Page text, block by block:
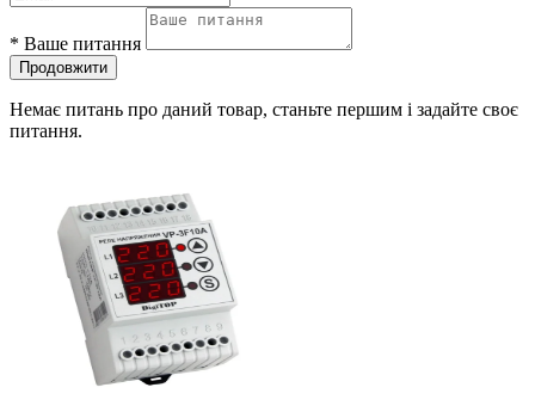
* Ваше питання
Продовжити
Немає питань про даний товар, станьте першим і задайте своє
питання.